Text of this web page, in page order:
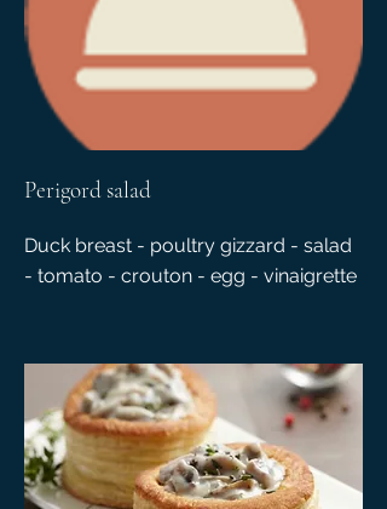
Perigord salad
Duck breast - poultry gizzard - salad
- tomato - crouton - egg - vinaigrette